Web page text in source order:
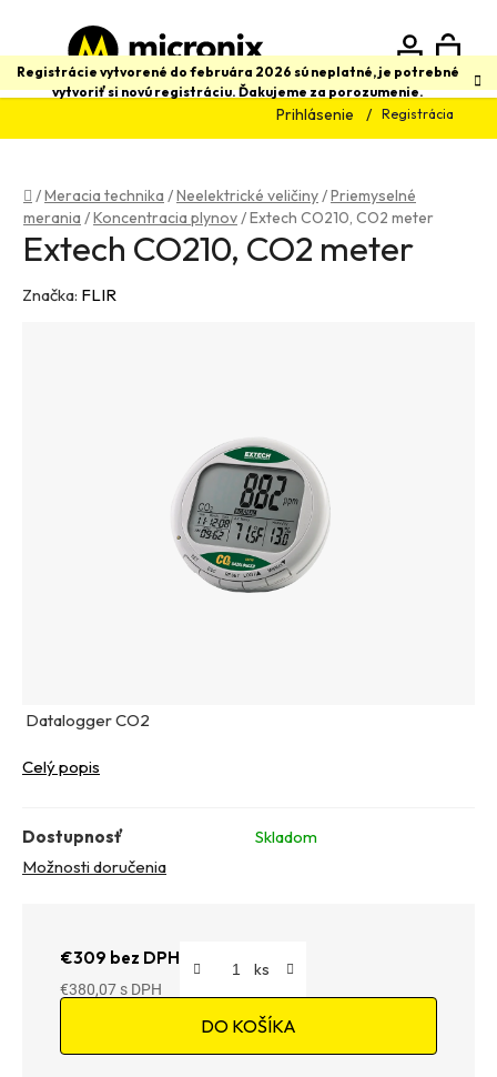
obsah
Registrácie vytvorené do februára 2026 sú neplatné, je potrebné
vytvoriť si novú registráciu. Ďakujeme za porozumenie.
Prihlásenie Registrácia
Hľadať
Domov
/Meracia technika /Neelektrické veličiny/Priemyselné
merania /Koncentracia plynov/Extech CO210, CO2 meter
Datalogger CO2
Celý popis
Dostupnosť
Skladom
Možnosti doručenia
€309 bez DPH
€380,07
DO KOŠÍKA
Extech CO210, CO2 meter
Značka: FLIR